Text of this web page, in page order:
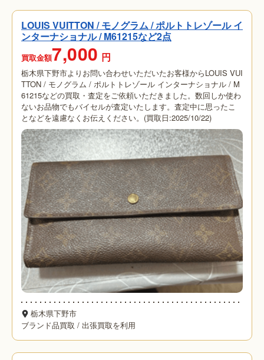
LOUIS VUITTON / モノグラム / ポルトトレゾール イ
ンターナショナル / M61215など2点
買取金額7,000 円
栃木県下野市よりお問い合わせいただいたお客様からLOUIS VUI
TTON / モノグラム / ポルトトレゾール インターナショナル / M
61215などの買取・査定をご依頼いただきました。数回しか使わ
ないお品物でもバイセルが査定いたします。査定中に思ったこ
となどを遠慮なくお伝えください。(買取日:2025/10/22)
栃木県下野市
ブランド品買取 / 出張買取を利用